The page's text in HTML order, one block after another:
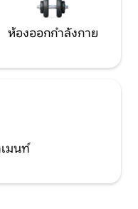
ห้องออกกำลังกาย
มนท์